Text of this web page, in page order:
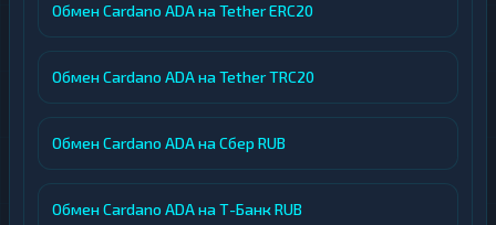
Обмен Cardano ADA на Tether ERC20
Обмен Cardano ADA на Tether TRC20
Обмен Cardano ADA на Сбер RUB
Обмен Cardano ADA на Т-Банк RUB